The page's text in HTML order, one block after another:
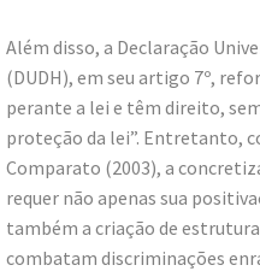
Além disso, a Declaração
(DUDH), em seu artigo 7º,
perante a lei e têm direito,
proteção da lei”. Entretanto,
Comparato (2003), a
requer não apenas sua
também a criação de
combatam discriminações